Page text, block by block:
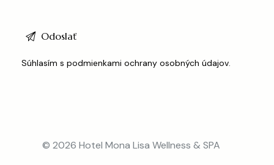
Súhlasím s podmienkamiochrany osobných údajov.
© 2026 Hotel Mona Lisa Wellness & SPA